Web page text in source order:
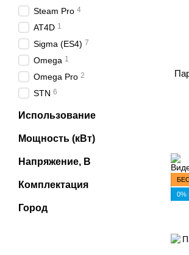
0%
Steam Pro 4
AT4D 1
Sigma (ES4) 7
Omega 1
Omega Pro 2
STN 6
Использование
Мощность (кВт)
Напряжение, В
Комплектация
Город